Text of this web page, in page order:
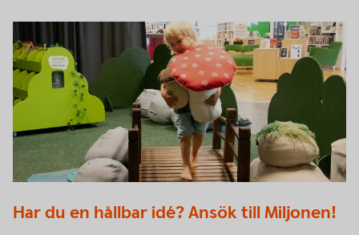
Har du en hållbar idé? Ansök till Miljonen!